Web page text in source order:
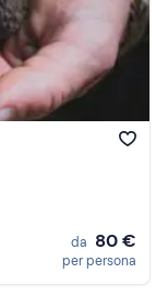
da 80 €
per persona